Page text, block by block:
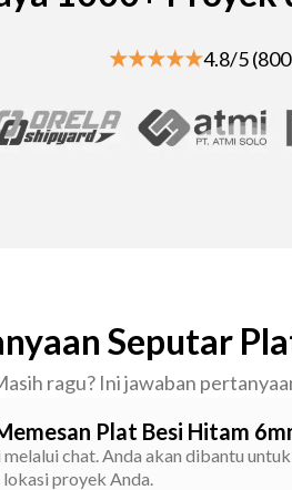
4.8/5
Seputar
ragu? Ini jawaban
Plat Besi Hitam
chat. Anda akan dibantu
proyek Anda.